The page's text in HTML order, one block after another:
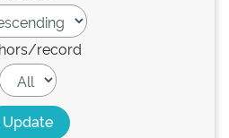
record